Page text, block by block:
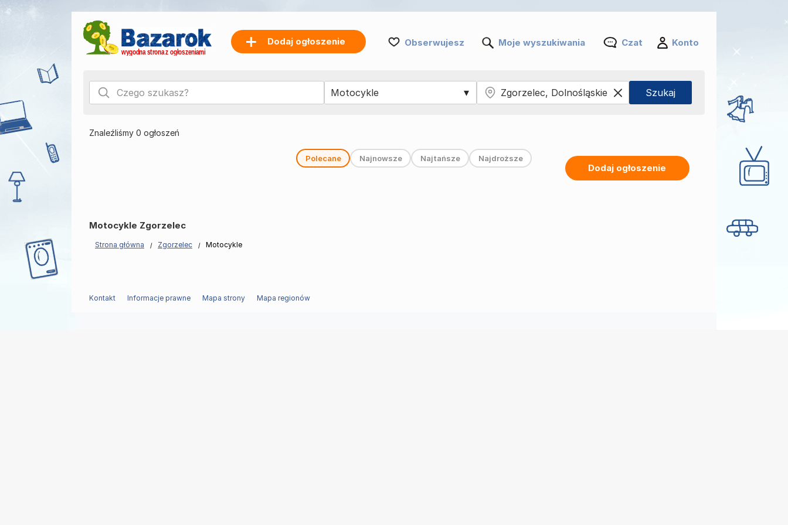
Dodaj ogłoszenie Obserwujesz Moje wyszukiwania Czat Konto
Znaleźliśmy 0 ogłoszeń
Polecane Najnowsze Najtańsze Najdroższe
Motocykle Zgorzelec
Strona główna Zgorzelec Motocykle
Dodaj ogłoszenie
Kontakt Informacje prawne Mapa strony Mapa regionów